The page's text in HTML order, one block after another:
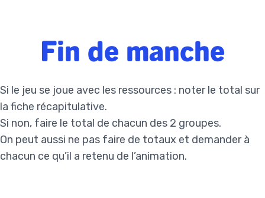
Fin de manche
Si le jeu se joue avec les ressources : noter le total sur
la fiche récapitulative.
Si non, faire le total de chacun des 2 groupes.
On peut aussi ne pas faire de totaux et demander à
chacun ce qu’il a retenu de l’animation.